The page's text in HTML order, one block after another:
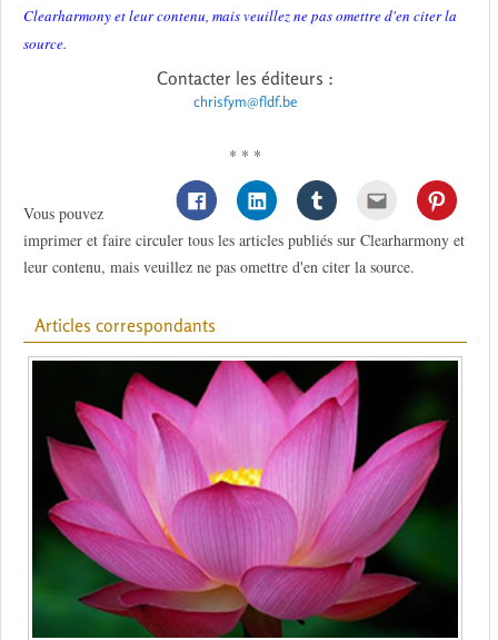
Clearharmony et leur contenu, mais veuillez ne pas omettre d'en citer la
source.
Contacter les éditeurs :
chrisfym@fldf.be
* * *
Vous pouvez
imprimer et faire circuler tous les articles publiés sur Clearharmony et
leur contenu, mais veuillez ne pas omettre d'en citer la source.
Articles correspondants